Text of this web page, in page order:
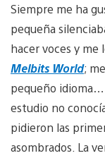
Siempre me ha
pequeña
hacer voces y me
Melbits World;
pequeño idioma…
estudio no
pidieron las
asombrados. La